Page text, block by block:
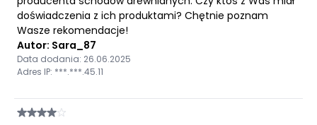
doświadczenia z ich produktami? Chętnie poznam
Wasze rekomendacje!
Autor: Sara_87
Data dodania: 26.06.2025
Adres IP: ***.***.45.11